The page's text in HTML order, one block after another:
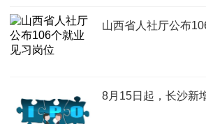
山西省人社厅公布
8月15日起，长沙新